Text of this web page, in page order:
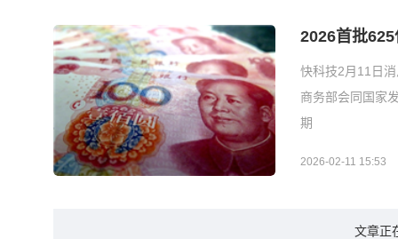
2026首批
快科技2月11日
商务部会同国家
期
2026-02-11 15:53
文章正